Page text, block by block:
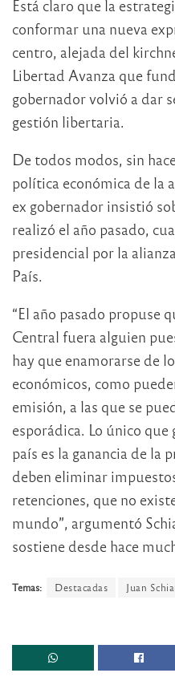
Está claro que la
conformar una nueva
centro, alejada del
Libertad Avanza que
gobernador volvió a dar
gestión libertaria.
De todos modos, sin
política económica de la
ex gobernador insistió
realizó el año pasado,
presidencial por la
País.
“El año pasado propuse
Central fuera alguien
hay que enamorarse de
económicos, como
emisión, a las que se
esporádica. Lo único
país es la ganancia de la
deben eliminar
retenciones, que no
mundo”, argumentó
sostiene desde hace
Temas: Destacadas Juan